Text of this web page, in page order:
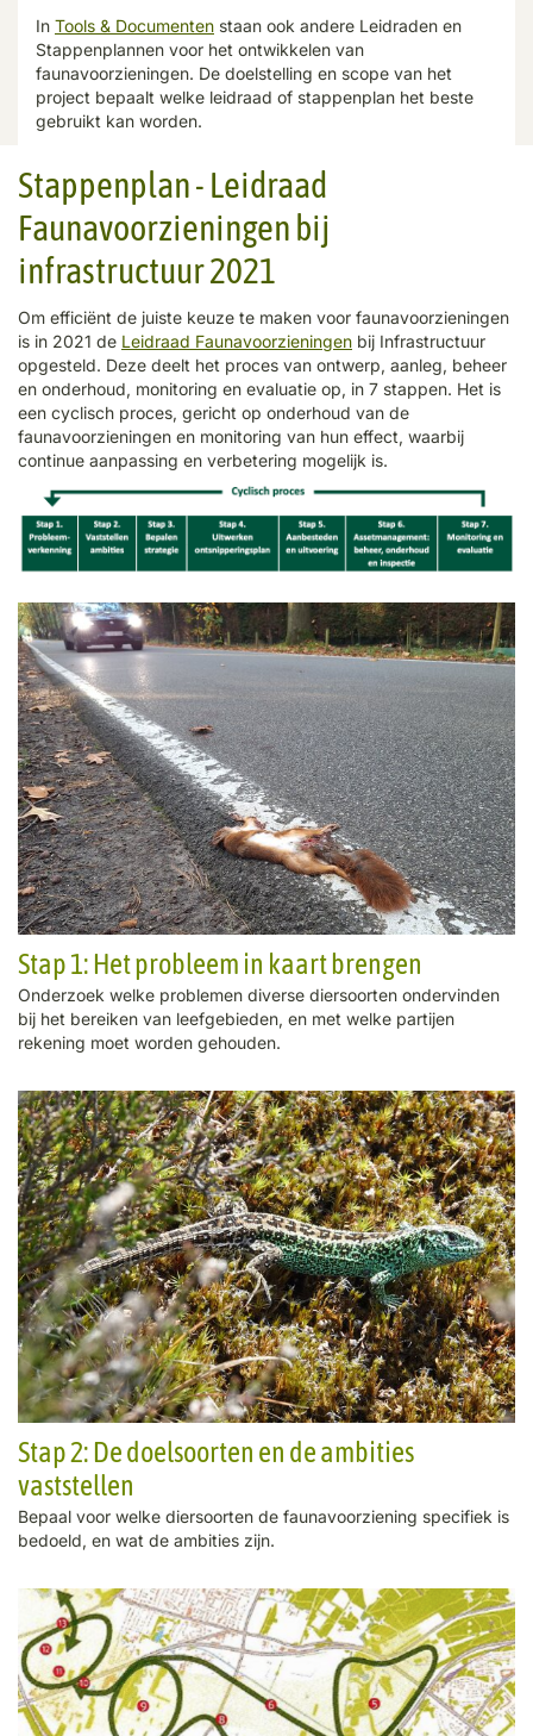
In Tools & Documenten staan ook andere Leidraden en
Stappenplannen voor het ontwikkelen van
faunavoorzieningen. De doelstelling en scope van het
project bepaalt welke leidraad of stappenplan het beste
gebruikt kan worden.
Stappenplan - Leidraad
Faunavoorzieningen bij
infrastructuur 2021
Om efficiënt de juiste keuze te maken voor faunavoorzieningen
is in 2021 de Leidraad Faunavoorzieningen bij Infrastructuur
opgesteld. Deze deelt het proces van ontwerp, aanleg, beheer
en onderhoud, monitoring en evaluatie op, in 7 stappen. Het is
een cyclisch proces, gericht op onderhoud van de
faunavoorzieningen en monitoring van hun effect, waarbij
continue aanpassing en verbetering mogelijk is.
Stap 1: Het probleem in kaart brengen
Onderzoek welke problemen diverse diersoorten ondervinden
bij het bereiken van leefgebieden, en met welke partijen
rekening moet worden gehouden.
Stap 2: De doelsoorten en de ambities
vaststellen
Bepaal voor welke diersoorten de faunavoorziening specifiek is
bedoeld, en wat de ambities zijn.